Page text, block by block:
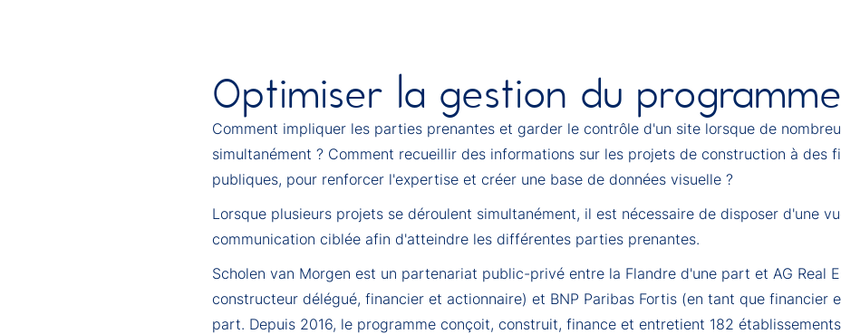
Optimiser la gestion du programme
Comment impliquer les parties prenantes et garder le contrôle d'un site lorsque de
simultanément ? Comment recueillir des informations sur les projets de construction à des
publiques, pour renforcer l'expertise et créer une base de données visuelle ?
Lorsque plusieurs projets se déroulent simultanément, il est nécessaire de disposer d'une
communication ciblée afin d'atteindre les différentes parties prenantes.
Scholen van Morgen est un partenariat public-privé entre la Flandre d'une part et AG Real
constructeur délégué, financier et actionnaire) et BNP Paribas Fortis (en tant que financier
part. Depuis 2016, le programme conçoit, construit, finance et entretient 182